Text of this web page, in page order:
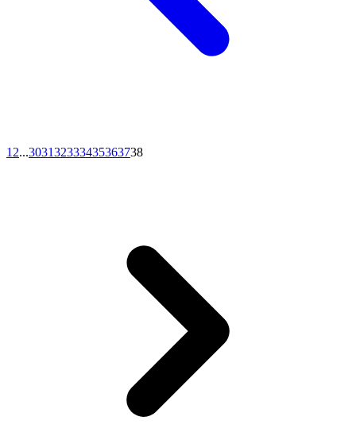
1 2...303132333435363738